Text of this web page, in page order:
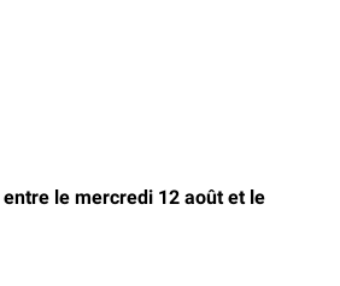
le mercredi 12 août et le